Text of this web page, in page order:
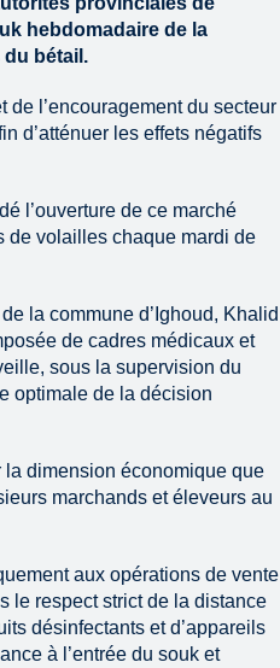
hebdomadaire de la
du bétail.
de l’encouragement du secteur
d’atténuer les effets négatifs
l’ouverture de ce marché
de volailles chaque mardi de
la commune d’Ighoud, Khalid
de cadres médicaux et
sous la supervision du
optimale de la décision
la dimension économique que
marchands et éleveurs au
aux opérations de vente
le respect strict de la distance
désinfectants et d’appareils
à l’entrée du souk et